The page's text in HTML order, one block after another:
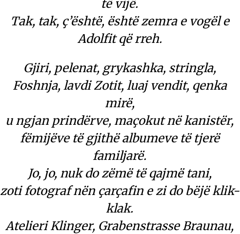
të vijë.
Tak, tak, ç’është, është zemra e vogël e
Adolfit që rreh.
Gjiri, pelenat, grykashka, stringla,
Foshnja, lavdi Zotit, luaj vendit, qenka
mirë,
u ngjan prindërve, maçokut në kanistër,
fëmijëve të gjithë albumeve të tjerë
familjarë.
Jo, jo, nuk do zëmë të qajmë tani,
zoti fotograf nën çarçafin e zi do bëjë klik-
klak.
Atelieri Klinger, Grabenstrasse Braunau,